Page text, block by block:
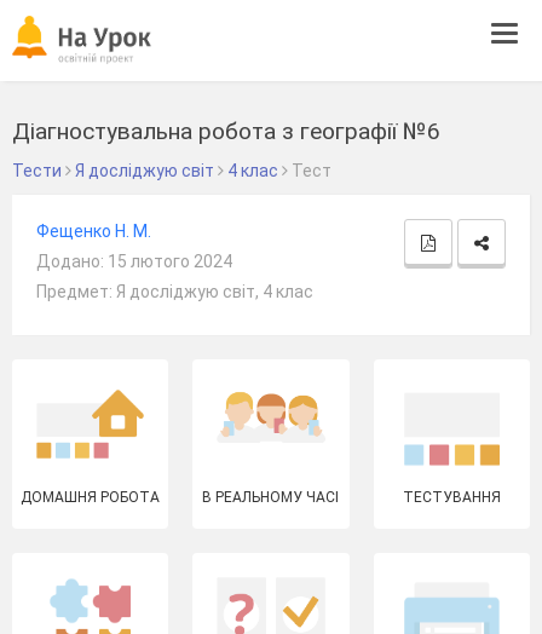
Діагностувальна робота з географії №6
Тести Я досліджую світ 4 клас Тест
Фещенко Н. М.
Додано: 15 лютого 2024
Предмет: Я досліджую світ, 4 клас
ДОМАШНЯ РОБОТА В РЕАЛЬНОМУ ЧАСІ ТЕСТУВАННЯ